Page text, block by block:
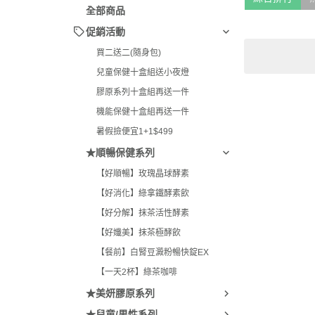
全部商品
促銷活動
買二送二(隨身包)
兒童保健十盒組送小夜燈
膠原系列十盒組再送一件
機能保健十盒組再送一件
暑假撿便宜1+1$499
★順暢保健系列
【好順暢】玫瑰晶球酵素
【好消化】綠拿鐵酵素飲
【好分解】抹茶活性酵素
【好孅美】抹茶極酵飲
【餐前】白腎豆澱粉暢快錠EX
【一天2杯】綠茶咖啡
★美妍膠原系列